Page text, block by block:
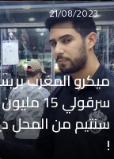
ميكرو المغرب
سرقولي 15 مليون
سنتيم من المحل
!
21/08/2023